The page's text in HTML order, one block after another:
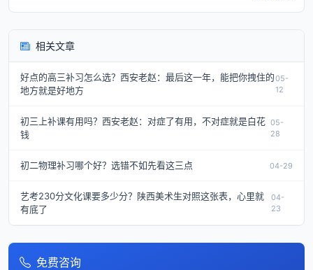
相关文章
好点的高三补习怎么选？西安老赵：最后这一年，能把你拽住的
地方就是好地方
05-
12
初三上补课有用吗？西安老赵：对症了有用，不对症就是白花
钱
05-
28
初二物理补习哪个好？选错不如先看这三点 04-29
艺考230分文化课要多少分？陕西美术生对照这张表，心里就
有底了
04-
23
免费咨询